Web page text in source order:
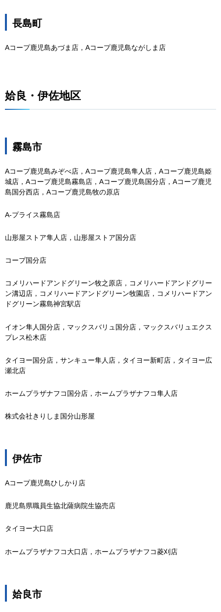
長島町
Aコープ鹿児島あづま店，Aコープ鹿児島ながしま店
姶良・伊佐地区
霧島市
Aコープ鹿児島みぞべ店，Aコープ鹿児島隼人店，Aコープ鹿児島姫
城店，Aコープ鹿児島霧島店，Aコープ鹿児島国分店，Aコープ鹿児
島国分西店，Aコープ鹿児島牧の原店
A-プライス霧島店
山形屋ストア隼人店，山形屋ストア国分店
コープ国分店
コメリハードアンドグリーン牧之原店，コメリハードアンドグリー
ン溝辺店，コメリハードアンドグリーン牧園店，コメリハードアン
ドグリーン霧島神宮駅店
イオン隼人国分店，マックスバリュ国分店，マックスバリュエクス
プレス松木店
タイヨー国分店，サンキュー隼人店，タイヨー新町店，タイヨー広
瀬北店
ホームプラザナフコ国分店，ホームプラザナフコ隼人店
株式会社きりしま国分山形屋
伊佐市
Aコープ鹿児島ひしかり店
鹿児島県職員生協北薩病院生協売店
タイヨー大口店
ホームプラザナフコ大口店，ホームプラザナフコ菱刈店
姶良市